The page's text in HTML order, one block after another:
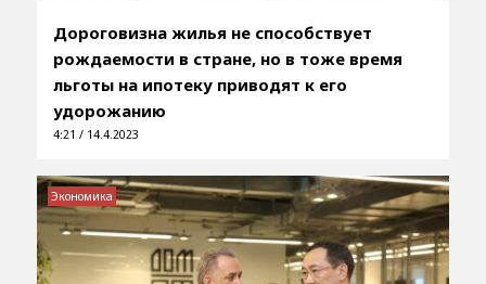
Дороговизна жилья не способствует
рождаемости в стране, но в тоже время
льготы на ипотеку приводят к его
удорожанию
4:21 / 14.4.2023
Экономика